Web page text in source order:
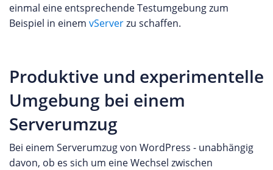
einmal eine entsprechende Testumgebung zum
Beispiel in einem vServerzu schaffen.
Produktive und experimentelle
Umgebung bei einem
Serverumzug
Bei einem Serverumzug von WordPress - unabhängig
davon, ob es sich um eine Wechsel zwischen